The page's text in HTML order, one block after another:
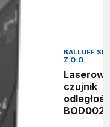
BALLUFF SP.
Z O.O.
czujnik
BOD002L